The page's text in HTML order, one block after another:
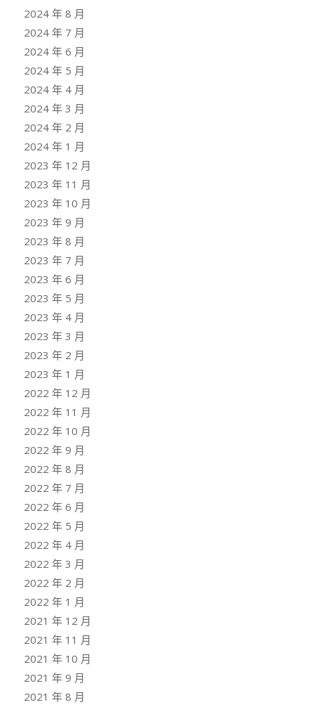
2024 年 8 月
2024 年 7 月
2024 年 6 月
2024 年 5 月
2024 年 4 月
2024 年 3 月
2024 年 2 月
2024 年 1 月
2023 年 12 月
2023 年 11 月
2023 年 10 月
2023 年 9 月
2023 年 8 月
2023 年 7 月
2023 年 6 月
2023 年 5 月
2023 年 4 月
2023 年 3 月
2023 年 2 月
2023 年 1 月
2022 年 12 月
2022 年 11 月
2022 年 10 月
2022 年 9 月
2022 年 8 月
2022 年 7 月
2022 年 6 月
2022 年 5 月
2022 年 4 月
2022 年 3 月
2022 年 2 月
2022 年 1 月
2021 年 12 月
2021 年 11 月
2021 年 10 月
2021 年 9 月
2021 年 8 月